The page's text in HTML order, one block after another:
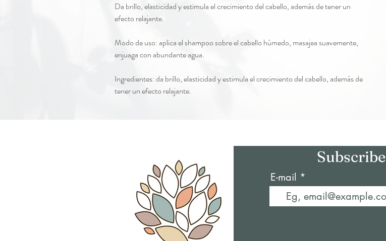
Da brillo, elasticidad y estimula el crecimiento del cabello, además de tener un
efecto relajante.
Modo de uso: aplica el shampoo sobre el cabello húmedo, masajea suavemente,
enjuaga con abundante agua.
Ingredientes: da brillo, elasticidad y estimula el crecimiento del cabello, además de
tener un efecto relajante.
Subscribe
E-mail